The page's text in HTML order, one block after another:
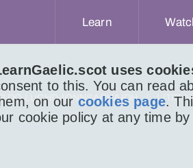
uses
to this. You can read
on our cookies page.
cookie policy at any time
Learn
DO LUCHD-IONNSACHAIDH LITIR